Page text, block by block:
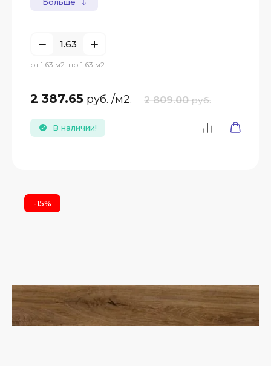
от 1.63 м2. по 1.63 м2.
2 387.65 руб. /м2. 2 809.00 руб.
В наличии!
-15%